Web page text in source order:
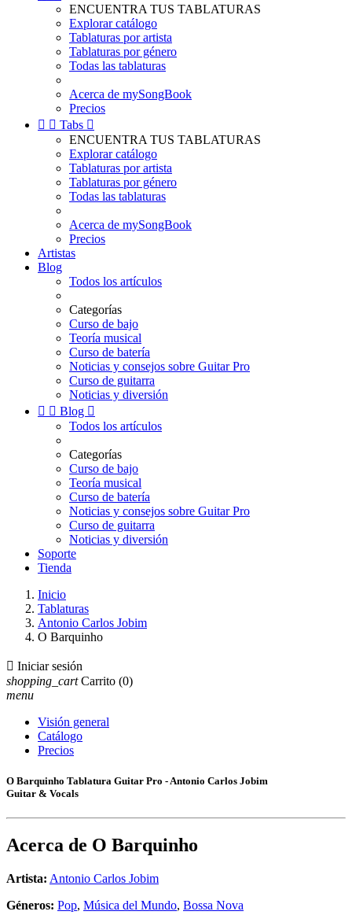
ENCUENTRA TUS TABLATURAS
Explorar catálogo
Tablaturas por artista
Tablaturas por género
Todas las tablaturas
Acerca de mySongBook
Precios
  Tabs 
ENCUENTRA TUS TABLATURAS
Explorar catálogo
Tablaturas por artista
Tablaturas por género
Todas las tablaturas
Acerca de mySongBook
Precios
Artistas
Blog
Todos los artículos
Categorías
Curso de bajo
Teoría musical
Curso de batería
Noticias y consejos sobre Guitar Pro
Curso de guitarra
Noticias y diversión
  Blog 
Todos los artículos
Categorías
Curso de bajo
Teoría musical
Curso de batería
Noticias y consejos sobre Guitar Pro
Curso de guitarra
Noticias y diversión
Soporte
Tienda
Inicio
Tablaturas
Antonio Carlos Jobim
O Barquinho
 Iniciar sesión
shopping_cart Carrito (0)
menu
Visión general
Catálogo
Precios
O Barquinho Tablatura Guitar Pro - Antonio Carlos Jobim
Guitar & Vocals
Acerca de O Barquinho
Artista: Antonio Carlos Jobim
Géneros: Pop, Música del Mundo, Bossa Nova